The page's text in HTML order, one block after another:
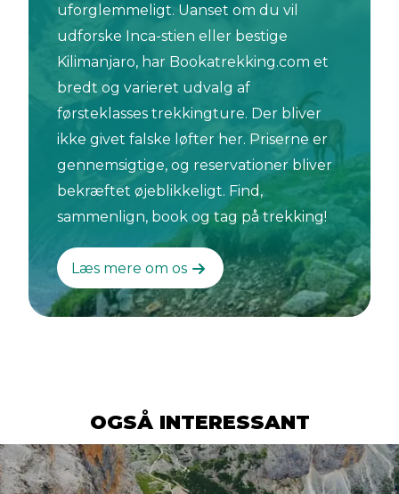
uforglemmeligt. Uanset om du vil
udforske Inca-stien eller bestige
Kilimanjaro, har Bookatrekking.com et
bredt og varieret udvalg af
førsteklasses trekkingture. Der bliver
ikke givet falske løfter her. Priserne er
gennemsigtige, og reservationer bliver
bekræftet øjeblikkeligt. Find,
sammenlign, book og tag på trekking!
Læs mere om os
OGSÅ INTERESSANT